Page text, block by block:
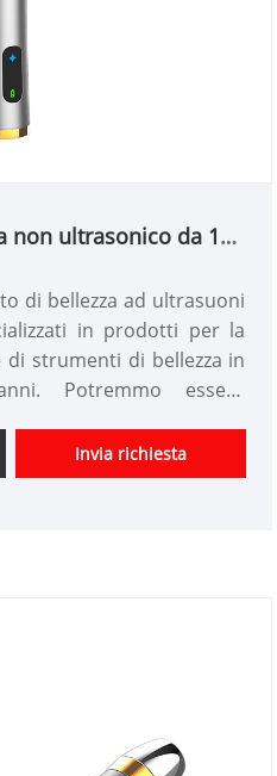
non ultrasonico da 10
di bellezza ad ultrasuoni
in prodotti per la
strumenti di bellezza in
Potremmo essere
e avere un buon
l'ora di collaborare
Invia richiesta